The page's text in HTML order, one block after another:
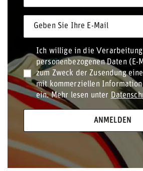
Geben Sie Ihre E-Mail
Ich willige in die
personenbezogenen Daten (E-
zum Zweck der Zusendung
mit kommerziellen
ein. Mehr lesen unter
ANMELDEN